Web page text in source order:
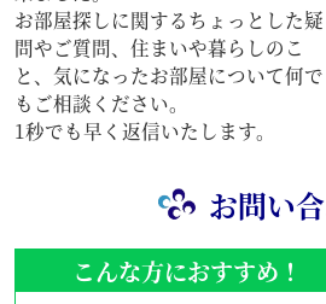
お部屋探しに関するちょっとした疑
問やご質問、住まいや暮らしのこ
と、気になったお部屋について何で
もご相談ください。
1秒でも早く返信いたします。
お問い
こんな方におすすめ！